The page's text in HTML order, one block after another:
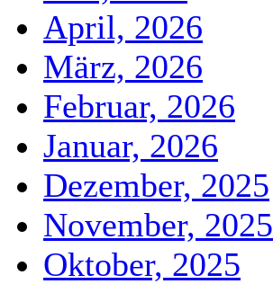
April, 2026
März, 2026
Februar, 2026
Januar, 2026
Dezember, 2025
November, 2025
Oktober, 2025